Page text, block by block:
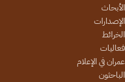
الأبحاث
الإصدارات
الخرائط
فعاليات
عمران في الإعلام
الباحثون